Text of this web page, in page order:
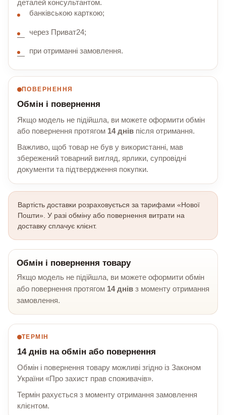
деталей консультантом.
банківською карткою;
через Приват24;
при отриманні замовлення.
ПОВЕРНЕННЯ
Обмін і повернення
Якщо модель не підійшла, ви можете оформити обмін
або повернення протягом 14 днів після отримання.
Важливо, щоб товар не був у використанні, мав
збережений товарний вигляд, ярлики, супровідні
документи та підтвердження покупки.
Вартість доставки розраховується за тарифами «Нової
Пошти». У разі обміну або повернення витрати на
доставку сплачує клієнт.
Обмін і повернення товару
Якщо модель не підійшла, ви можете оформити обмін
або повернення протягом 14 днів з моменту отримання
замовлення.
ТЕРМІН
14 днів на обмін або повернення
Обмін і повернення товару можливі згідно із Законом
України «Про захист прав споживачів».
Термін рахується з моменту отримання замовлення
клієнтом.